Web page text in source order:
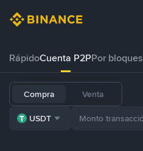
RápidoCuenta P2PPor bloques
Compra Venta
USDT